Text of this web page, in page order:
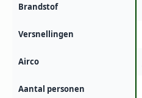
Brandstof
Versnellingen
Airco
Aantal personen